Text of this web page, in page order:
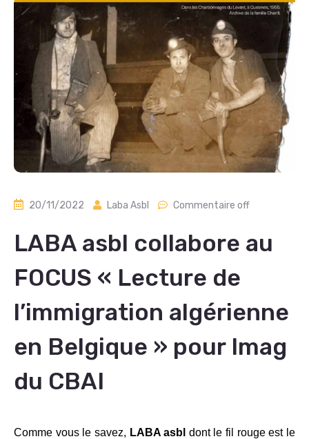
20/11/2022 Laba Asbl Commentaire off
LABA asbl collabore au
FOCUS « Lecture de
l’immigration algérienne
en Belgique » pour Imag
du CBAI
Comme vous le savez, LABA asbl dont le fil rouge est le